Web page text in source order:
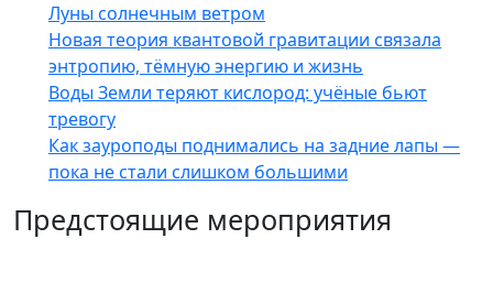
Луны солнечным ветром
Новая теория квантовой гравитации связала
энтропию, тёмную энергию и жизнь
Воды Земли теряют кислород: учёные бьют
тревогу
Как зауроподы поднимались на задние лапы —
пока не стали слишком большими
Предстоящие мероприятия